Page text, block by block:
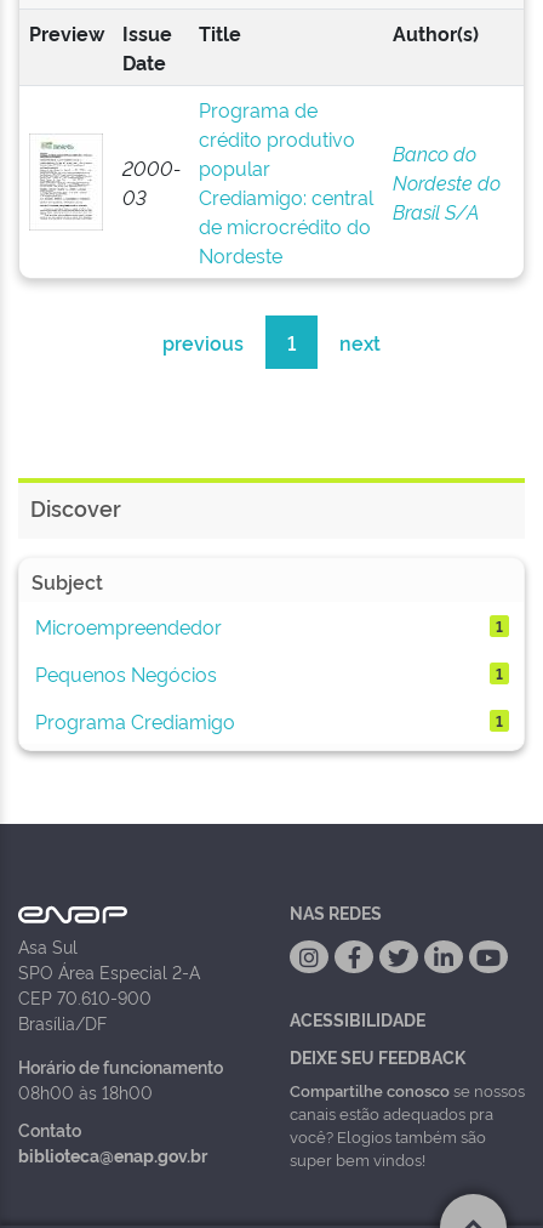
Preview
Issue
Date
Title Author(s)
2000-
03
Programa de
crédito produtivo
popular
Crediamigo: central
de microcrédito do
Nordeste
Banco do
Nordeste do
Brasil S/A
previous 1 next
Discover
Subject
Microempreendedor
1
Pequenos Negócios 1
Programa Crediamigo 1
Asa Sul
SPO Área Especial 2-A
CEP 70.610-900
Brasília/DF
Horário de funcionamento
08h00 às 18h00
Contato
biblioteca@enap.gov.br
NAS REDES
ACESSIBILIDADE
DEIXE SEU FEEDBACK
Compartilhe conoscose nossos
canais estão adequados pra
você? Elogios também são
super bem vindos!